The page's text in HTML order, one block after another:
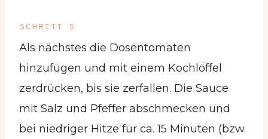
SCHRITT 5
Als nächstes die Dosentomaten
hinzufügen und mit einem Kochlöffel
zerdrücken, bis sie zerfallen. Die Sauce
mit Salz und Pfeffer abschmecken und
bei niedriger Hitze für ca. 15 Minuten (bzw.